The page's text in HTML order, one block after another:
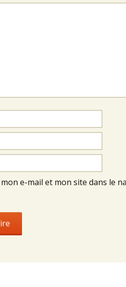
e-mail et mon site dans le